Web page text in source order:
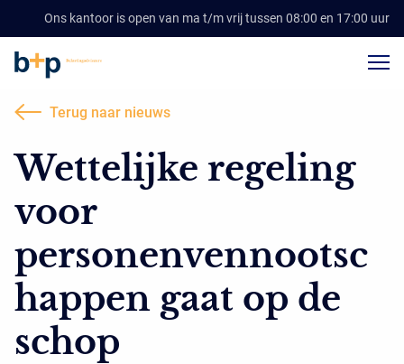
Ons kantoor is open van ma t/m vrij tussen 08:00 en 17:00 uur
Terug naar nieuws
Wettelijke regeling
voor
personenvennootsc
happen gaat op de
schop